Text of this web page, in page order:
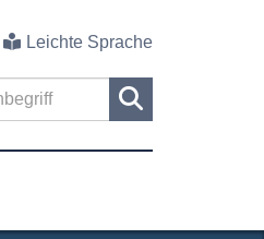
Leichte Sprache